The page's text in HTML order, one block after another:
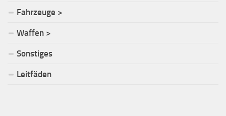
Fahrzeuge >
Waffen >
Sonstiges
Leitfäden